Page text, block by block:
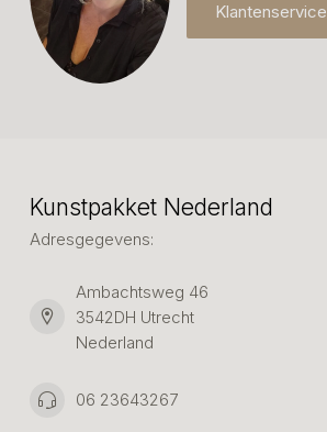
Klantenservice
Kunstpakket Nederland
Adresgegevens:
Ambachtsweg 46
3542DH Utrecht
Nederland
06 23643267